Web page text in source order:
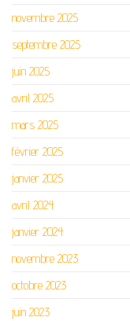
novembre 2025
septembre 2025
juin 2025
avril 2025
mars 2025
février 2025
janvier 2025
avril 2024
janvier 2024
novembre 2023
octobre 2023
juin 2023